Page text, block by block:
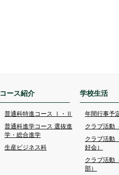
コース紹介
普通科特進コース Ⅰ・Ⅱ
普通科進学コース 選抜進
学・総合進学
生産ビジネス科
学校生活
年間行事予
クラブ活動
クラブ活動
好会）
クラブ活動
部）